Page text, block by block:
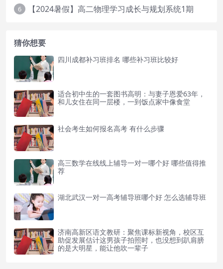
6 【2024暑假】高二物理学习成长与规划系统1期
猜你想要
四川成都补习班排名 哪些补习班比较好
适合初中生的一套图书高明：与妻子恩爱63年，
和儿女住在同一层楼，一到饭点家中像食堂
社会考生如何报名高考 有什么步骤
高三数学在线线上辅导一对一哪个好 哪些值得推
荐
湖北武汉一对一高考辅导班哪个好 怎么选辅导班
济南高新区语文教研：聚焦课标新视角，校区互
助促发展估计这男孩子拍照时，也没想到趴肩膀
的是大明星，能让他吹一辈子